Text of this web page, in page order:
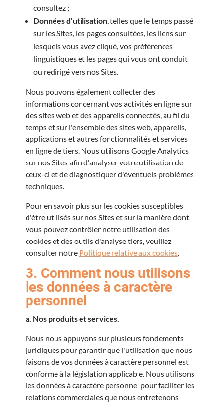
consultez ;
Données d'utilisation, telles que le temps passé
sur les Sites, les pages consultées, les liens sur
lesquels vous avez cliqué, vos préférences
linguistiques et les pages qui vous ont conduit
ou redirigé vers nos Sites.
Nous pouvons également collecter des
informations concernant vos activités en ligne sur
des sites web et des appareils connectés, au fil du
temps et sur l'ensemble des sites web, appareils,
applications et autres fonctionnalités et services
en ligne de tiers. Nous utilisons Google Analytics
sur nos Sites afin d'analyser votre utilisation de
ceux-ci et de diagnostiquer d'éventuels problèmes
techniques.
Pour en savoir plus sur les cookies susceptibles
d'être utilisés sur nos Sites et sur la manière dont
vous pouvez contrôler notre utilisation des
cookies et des outils d'analyse tiers, veuillez
consulter notre Politique relative aux cookies.
3. Comment nous utilisons
les données à caractère
personnel
a. Nos produits et services.
Nous nous appuyons sur plusieurs fondements
juridiques pour garantir que l'utilisation que nous
faisons de vos données à caractère personnel est
conforme à la législation applicable. Nous utilisons
les données à caractère personnel pour faciliter les
relations commerciales que nous entretenons